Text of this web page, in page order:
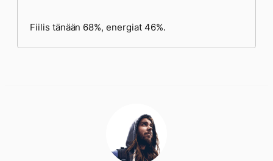
Fiilis tänään 68%, energiat 46%.